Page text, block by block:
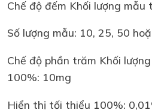
Chế độ đếm Khối lượng mẫu
Số lượng mẫu: 10, 25, 50
Chế độ phần trăm Khối
100%: 10mg
Hiển thị tối thiểu 100%: